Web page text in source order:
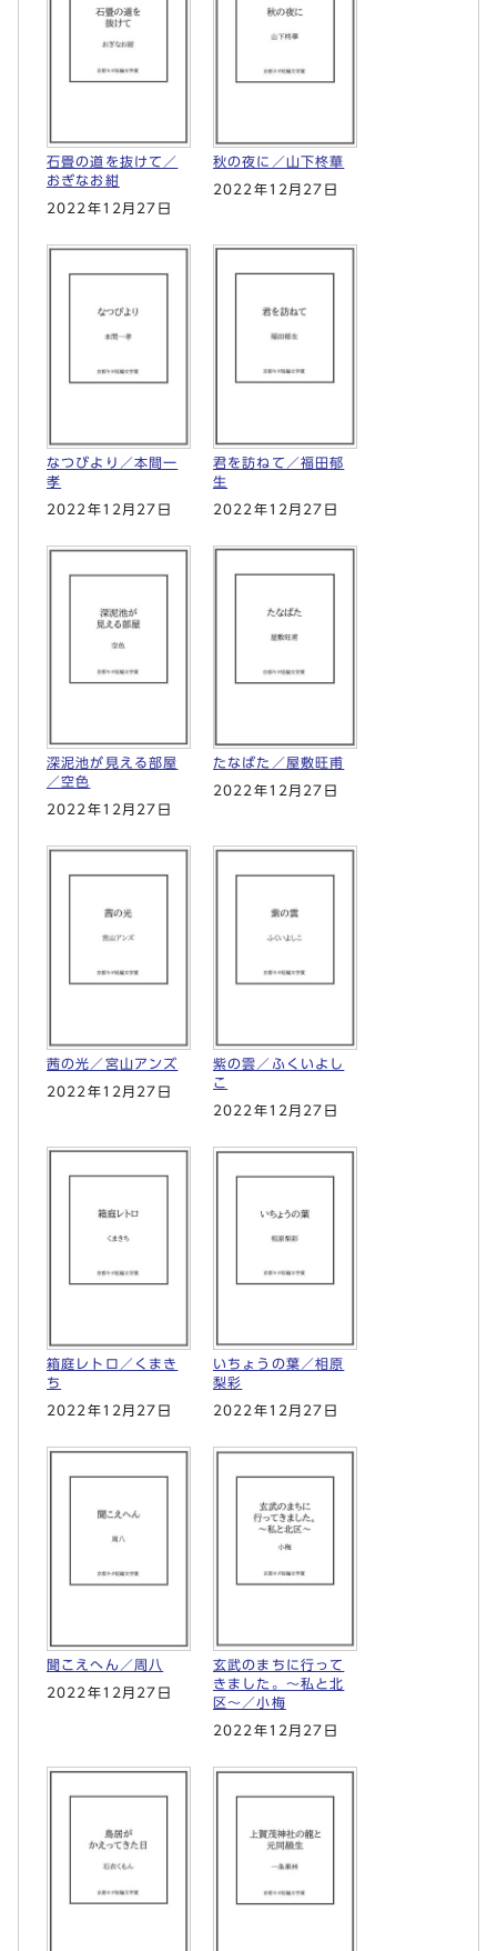
石畳の道を抜けて／
おぎなお紺
2022年12月27日
秋の夜に／山下柊華
2022年12月27日
なつびより／本間一
孝
2022年12月27日
君を訪ねて／福田郁
生
2022年12月27日
深泥池が見える部屋
／空色
2022年12月27日
たなばた／屋敷旺甫
2022年12月27日
茜の光／宮山アンズ
2022年12月27日
紫の雲／ふくいよし
こ
2022年12月27日
箱庭レトロ／くまき
ち
2022年12月27日
いちょうの葉／相原
梨彩
2022年12月27日
聞こえへん／周八
2022年12月27日
玄武のまちに行って
きました。～私と北
区～／小梅
2022年12月27日